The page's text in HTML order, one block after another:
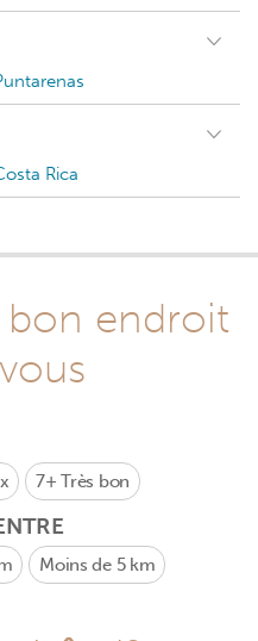
Rica
bon endroit
7+Très bon
Moins de 5 km